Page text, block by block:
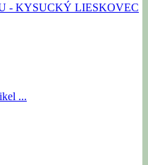
- KYSUCKÝ LIESKOVEC
...